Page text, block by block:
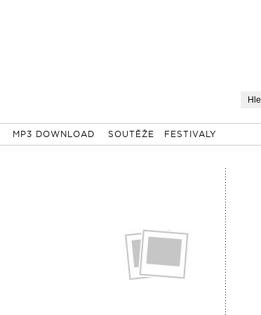
MP3 DOWNLOAD SOUTĚŽE FESTIVALY